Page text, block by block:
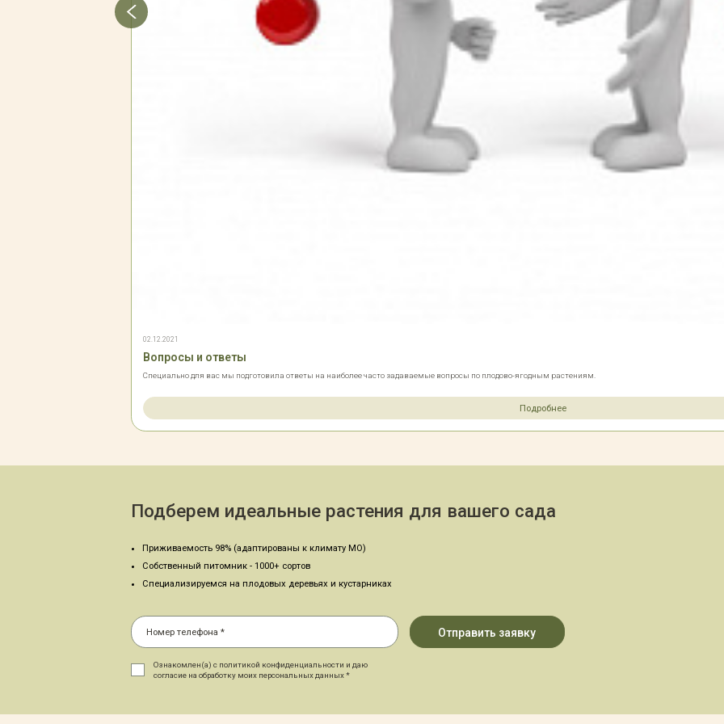
02.12.2021
Вопросы и ответы
Специально для вас мы подготовила ответы на наиболее часто задаваемые вопросы по плодово-ягодным растениям.
Подробнее
Подберем идеальные растения для вашего сада
Приживаемость 98% (адаптированы к климату МО)
Собственный питомник - 1000+ сортов
Специализируемся на плодовых деревьях и кустарниках
Ознакомлен(а) с политикой конфиденциальности и даю
согласие на обработку моих персональных данных *